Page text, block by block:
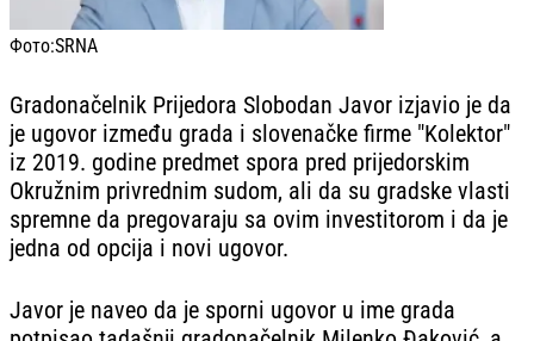
Фото:SRNA
Gradonačelnik Prijedora Slobodan Javor izjavio je da
je ugovor između grada i slovenačke firme "Kolektor"
iz 2019. godine predmet spora pred prijedorskim
Okružnim privrednim sudom, ali da su gradske vlasti
spremne da pregovaraju sa ovim investitorom i da je
jedna od opcija i novi ugovor.
Javor je naveo da je sporni ugovor u ime grada